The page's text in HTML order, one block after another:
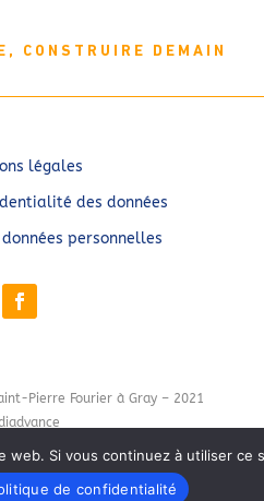
CONSTRUIRE DEMAIN
légales
des données
personnelles
Pierre Fourier à Gray – 2021
Si vous continuez à utiliser
de confidentialité